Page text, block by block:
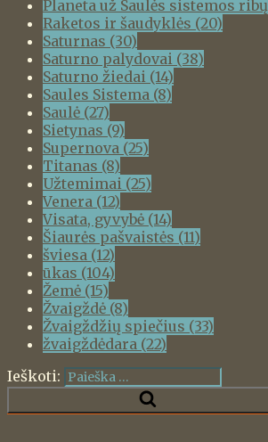
Planeta už Saulės sistemos ribų
Raketos ir šaudyklės (20)
Saturnas (30)
Saturno palydovai (38)
Saturno žiedai (14)
Saules Sistema (8)
Saulė (27)
Sietynas (9)
Supernova (25)
Titanas (8)
Užtemimai (25)
Venera (12)
Visata, gyvybė (14)
Šiaurės pašvaistės (11)
šviesa (12)
ūkas (104)
Žemė (15)
Žvaigždė (8)
Žvaigždžių spiečius (33)
žvaigždėdara (22)
Ieškoti: